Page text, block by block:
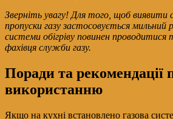
Зверніть увагу! Для того, щоб виявити
пропуски газу застосовується мильний
системи обігріву повинен проводитися
фахівця служби газу.
Поради та рекомендації
використанню
Якщо на кухні встановлено газова